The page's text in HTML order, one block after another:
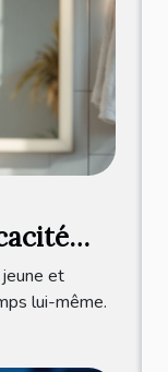
et
lui-même.